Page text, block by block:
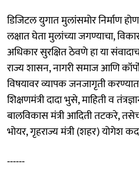
डिजिटल युगात मुलांसमोर निर्माण
लक्षात घेता मुलांच्या जगण्याचा,
अधिकार सुरक्षित ठेवणे हा या
राज्य शासन, नागरी समाज आणि
विषयावर व्यापक जनजागृती
शिक्षणमंत्री दादा भुसे, माहिती व
बालविकास मंत्री आदिती तटकरे,
भोयर, गृहराज्य मंत्री (शहर) योगेश
------